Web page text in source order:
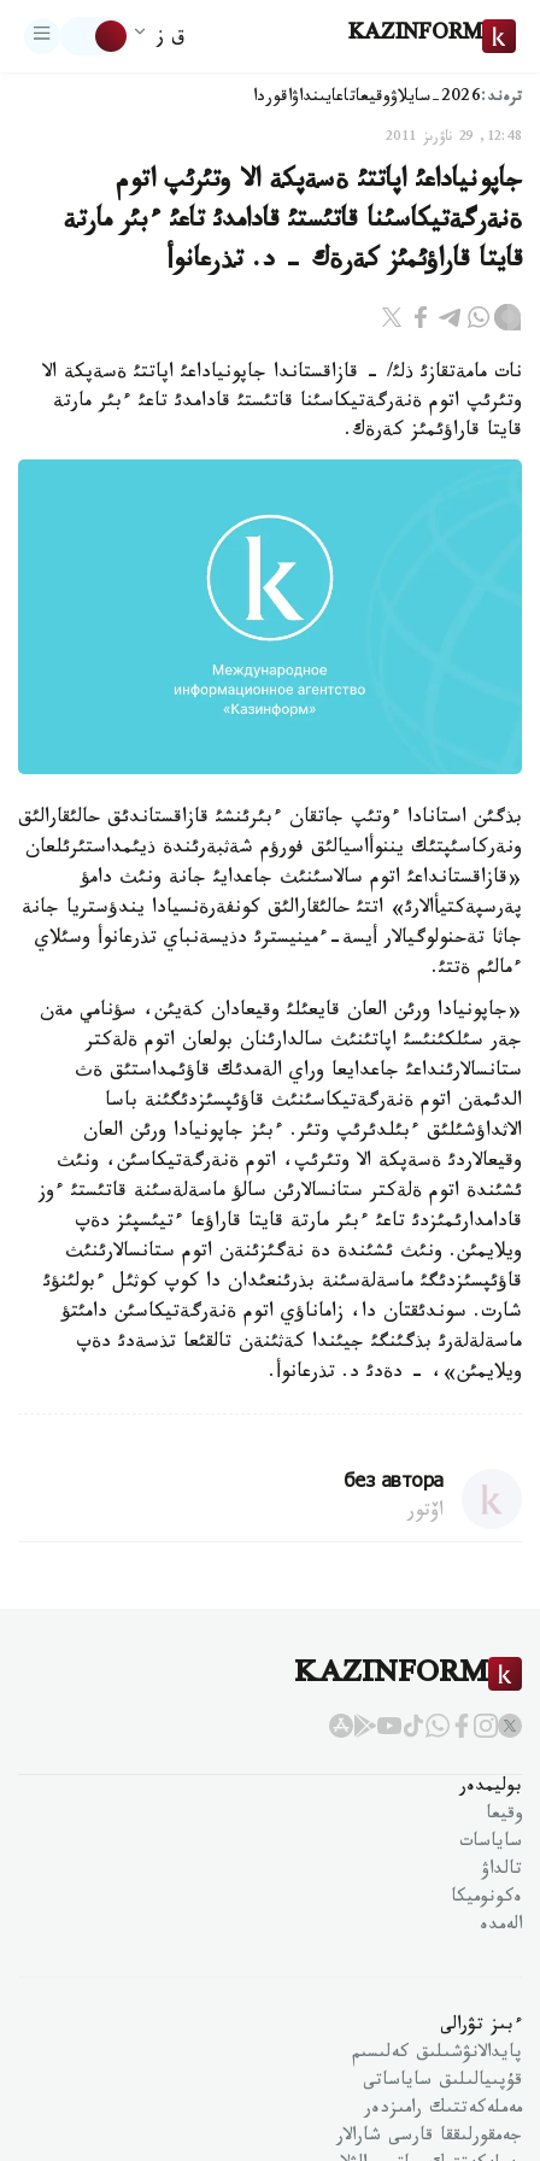
KAZINFORM ق ز
ترەند:2026-سايلاۋ وقيعاتاعايىنداۋاقوردا
12:48, 29 ناۋرىز 2011
جاپونياداعئ اپاتتئ ةسةپكة الا وتئرئپ اتوم
ةنةرگةتيكاسئنا قاتئستئ قادامدئ تاعئ ءبئر مارتة
قايتا قاراؤئمئز كةرةك - د. تذرعانوأ
نات مامةتقازئ ذلئ/ - قازاقستاندا جاپونياداعئ اپاتتئ ةسةپكة الا
وتئرئپ اتوم ةنةرگةتيكاسئنا قاتئستئ قادامدئ تاعئ ءبئر مارتة
قايتا قاراؤئمئز كةرةك.
بذگئن استانادا ءوتئپ جاتقان ءبئرئنشئ قازاقستاندئق حالئقارالئق
ونةركاسئپتئك يننوأاسيالئق فورؤم شةثبةرئندة ذيئمداستئرئلعان
«قازاقستانداعئ اتوم سالاسئنئث جاعدايئ جانة ونئث دامؤ
پةرسپةكتيأالارئ» اتتئ حالئقارالئق كونفةرةنسيادا يندؤستريا جانة
جاثا تةحنولوگيالار أيسة-ءمينيسترئ دذيسةنباي تذرعانوأ وسئلاي
ءمالئم ةتتئ.
«جاپونيادا ورئن العان قايعئلئ وقيعادان كةيئن، سؤنامي مةن
جةر سئلكئنئسئ اپاتئنئث سالدارئنان بولعان اتوم ةلةكتر
ستانسالارئنداعئ جاعدايعا وراي الةمدئك قاؤئمداستئق ةث
الدئمةن اتوم ةنةرگةتيكاسئنئث قاؤئپسئزدئگئنة باسا
الاثداؤشئلئق ءبئلدئرئپ وتئر. ءبئز جاپونيادا ورئن العان
وقيعالاردئ ةسةپكة الا وتئرئپ، اتوم ةنةرگةتيكاسئن، ونئث
ئشئندة اتوم ةلةكتر ستانسالارئن سالؤ ماسةلةسئنة قاتئستئ ءوز
قادامدارئمئزدئ تاعئ ءبئر مارتة قايتا قاراؤعا ءتيئسپئز دةپ
ويلايمئن. ونئث ئشئندة دة نةگئزئنةن اتوم ستانسالارئنئث
قاؤئپسئزدئگئ ماسةلةسئنة بذرئنعئدان دا كوپ كوثئل ءبولئنؤئ
شارت. سوندئقتان دا، زاماناؤي اتوم ةنةرگةتيكاسئن دامئتؤ
ماسةلةلةرئ بذگئنگئ جيئندا كةثئنةن تالقئعا تذسةدئ دةپ
ويلايمئن»، - دةدئ د. تذرعانوأ.
без автора
اۆتور
KAZINFORM
بوليمدەر
وقيعا
ساياسات
تالداۋ
ەكونوميكا
الەمدە
ءبىز تۋرالى
پايدالانۋشىلىق كەلىسىم
قۇپىيالىلىق ساياساتى
مەملەكەتتىك رامىزدەر
جەمقورلىققا قارسى شارالار